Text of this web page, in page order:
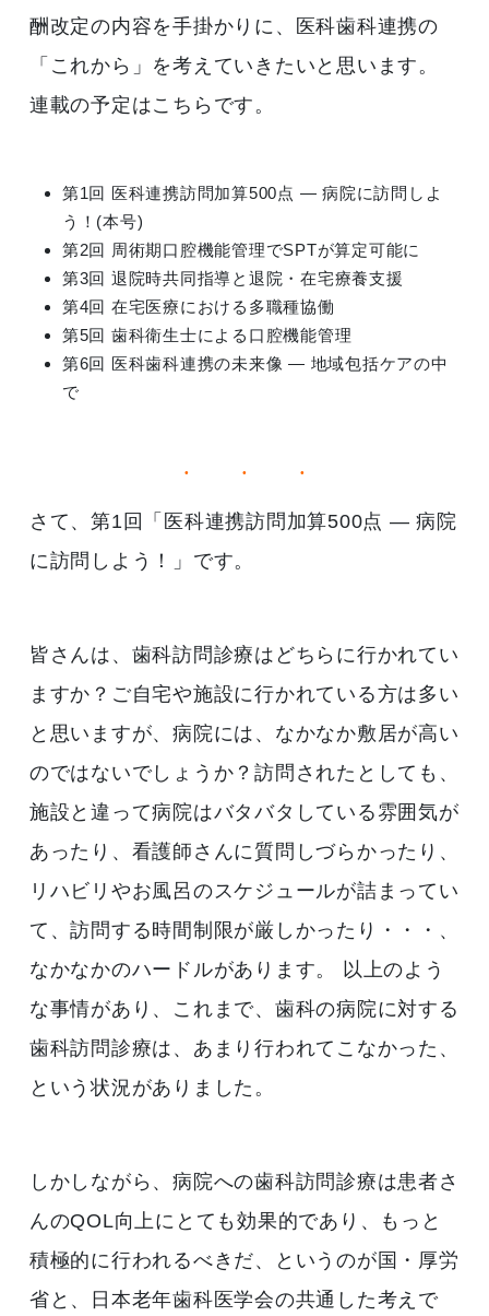
酬改定の内容を手掛かりに、医科歯科連携の
「これから」を考えていきたいと思います。
連載の予定はこちらです。
第1回 医科連携訪問加算500点 ― 病院に訪問しよ
う！(本号)
第2回 周術期口腔機能管理でSPTが算定可能に
第3回 退院時共同指導と退院・在宅療養支援
第4回 在宅医療における多職種協働
第5回 歯科衛生士による口腔機能管理
第6回 医科歯科連携の未来像 ― 地域包括ケアの中
で
さて、第1回「医科連携訪問加算500点 ― 病院
に訪問しよう！」です。
皆さんは、歯科訪問診療はどちらに行かれてい
ますか？ご自宅や施設に行かれている方は多い
と思いますが、病院には、なかなか敷居が高い
のではないでしょうか？訪問されたとしても、
施設と違って病院はバタバタしている雰囲気が
あったり、看護師さんに質問しづらかったり、
リハビリやお風呂のスケジュールが詰まってい
て、訪問する時間制限が厳しかったり・・・、
なかなかのハードルがあります。 以上のよう
な事情があり、これまで、歯科の病院に対する
歯科訪問診療は、あまり行われてこなかった、
という状況がありました。
しかしながら、病院への歯科訪問診療は患者さ
んのQOL向上にとても効果的であり、もっと
積極的に行われるべきだ、というのが国・厚労
省と、日本老年歯科医学会の共通した考えで